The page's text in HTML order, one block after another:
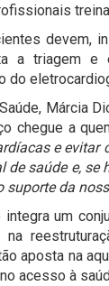
devem,
a triagem e
do
Márcia
chegue a
e
saúde e,
da
um
aposta na
acesso à